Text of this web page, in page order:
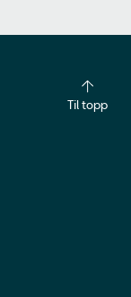
Til topp